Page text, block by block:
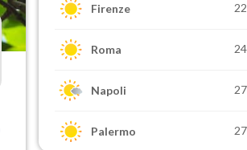
Firenze
Roma
Napoli
Palermo